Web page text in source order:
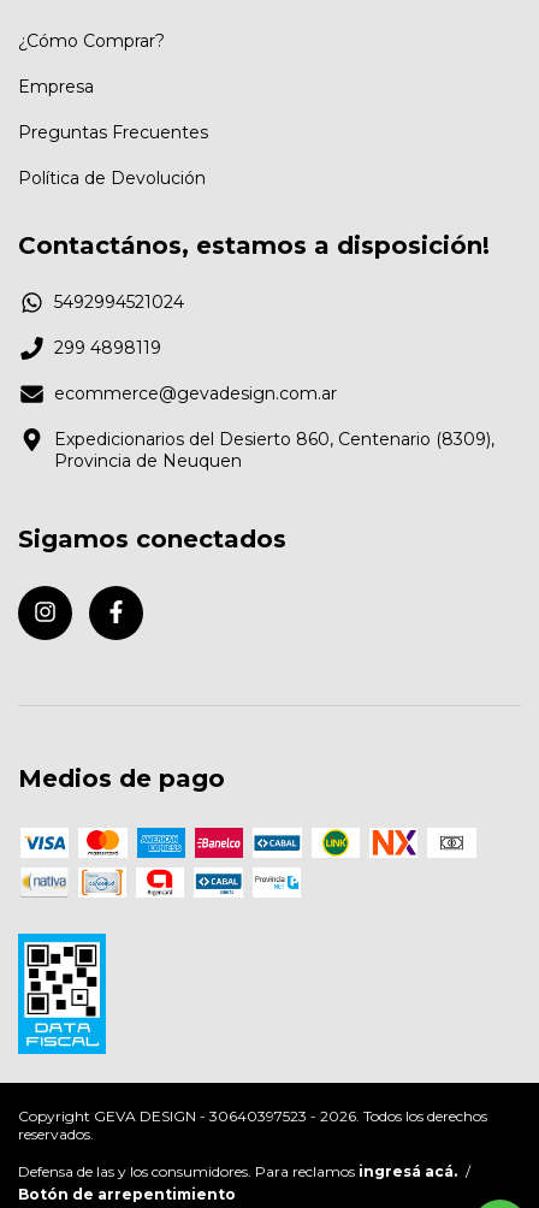
¿Cómo Comprar?
Empresa
Preguntas Frecuentes
Política de Devolución
Contactános, estamos a disposición!
5492994521024
299 4898119
ecommerce@gevadesign.com.ar
Expedicionarios del Desierto 860, Centenario (8309),
Provincia de Neuquen
Sigamos conectados
Medios de pago
Copyright GEVA DESIGN - 30640397523 - 2026. Todos los derechos
reservados.
Defensa de las y los consumidores. Para reclamos ingresá acá. /
Botón de arrepentimiento